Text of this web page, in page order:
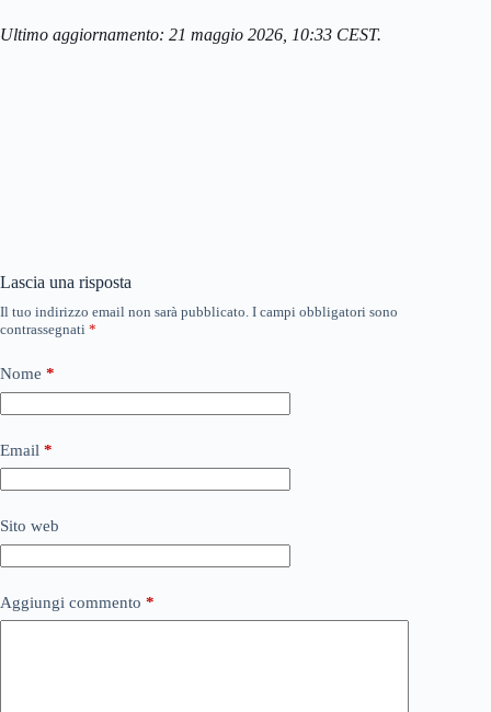
Ultimo aggiornamento: 21 maggio 2026, 10:33 CEST.
Lascia una risposta
Il tuo indirizzo email non sarà pubblicato. I campi obbligatori sono
contrassegnati *
Nome *
Email *
Sito web
Aggiungi commento *